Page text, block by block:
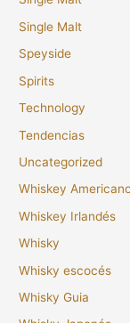
Single Malt
Speyside
Spirits
Technology
Tendencias
Uncategorized
Whiskey
Whiskey Irlandés
Whisky
Whisky escocés
Whisky Guia